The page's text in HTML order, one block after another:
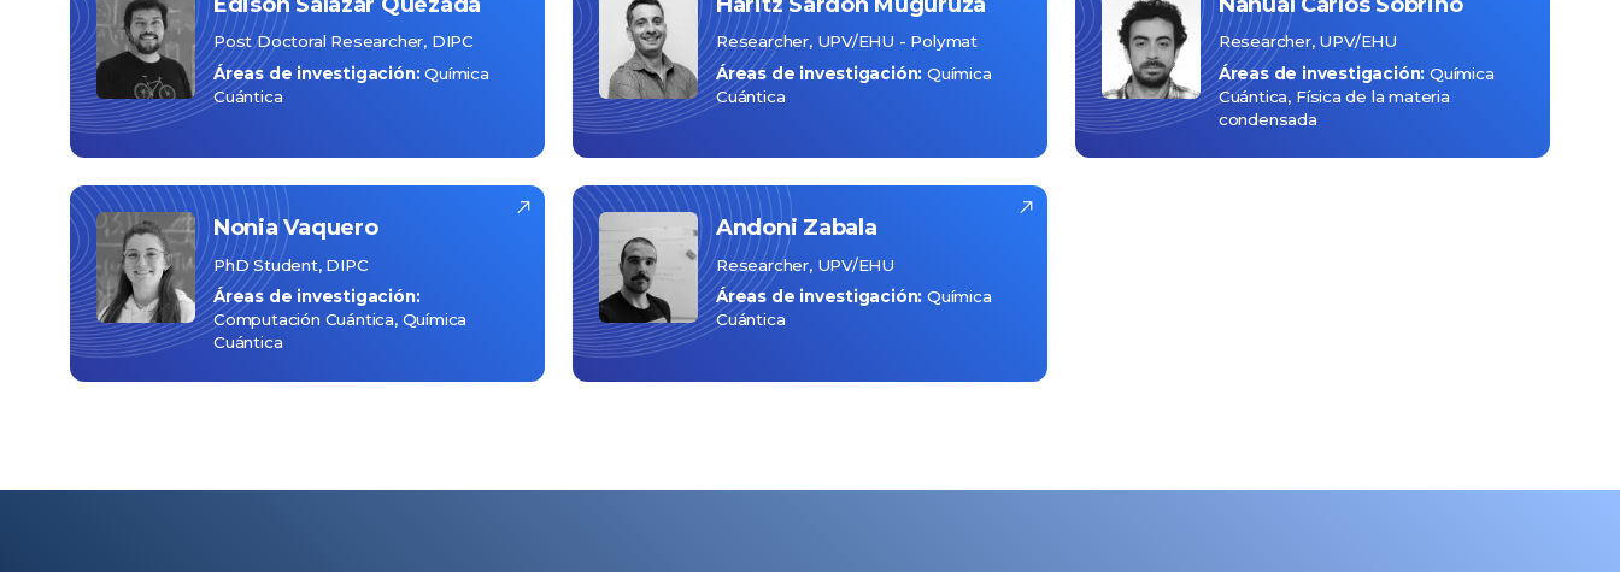
Post Doctoral Researcher, DIPC
Áreas de investigación: Química
Cuántica
Researcher, UPV/EHU - Polymat
Áreas de investigación: Química
Cuántica
Researcher, UPV/EHU
Áreas de investigación: Química
Cuántica Física de la materia
condensada
NoniaVaquero
PhD Student, DIPC
Áreas de investigación:
Computación Cuántica Química
Cuántica
Andoni Zabala
Researcher, UPV/EHU
Áreas de investigación: Química
Cuántica